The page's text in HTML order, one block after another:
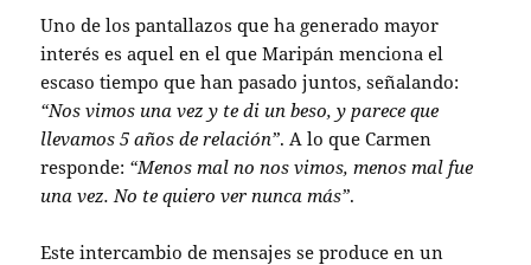
Uno de los pantallazos que ha generado mayor
interés es aquel en el que Maripán menciona el
escaso tiempo que han pasado juntos, señalando:
“Nos vimos una vez y te di un beso, y parece que
llevamos 5 años de relación”. A lo que Carmen
responde: “Menos mal no nos vimos, menos mal fue
una vez. No te quiero ver nunca más”.
Este intercambio de mensajes se produce en un